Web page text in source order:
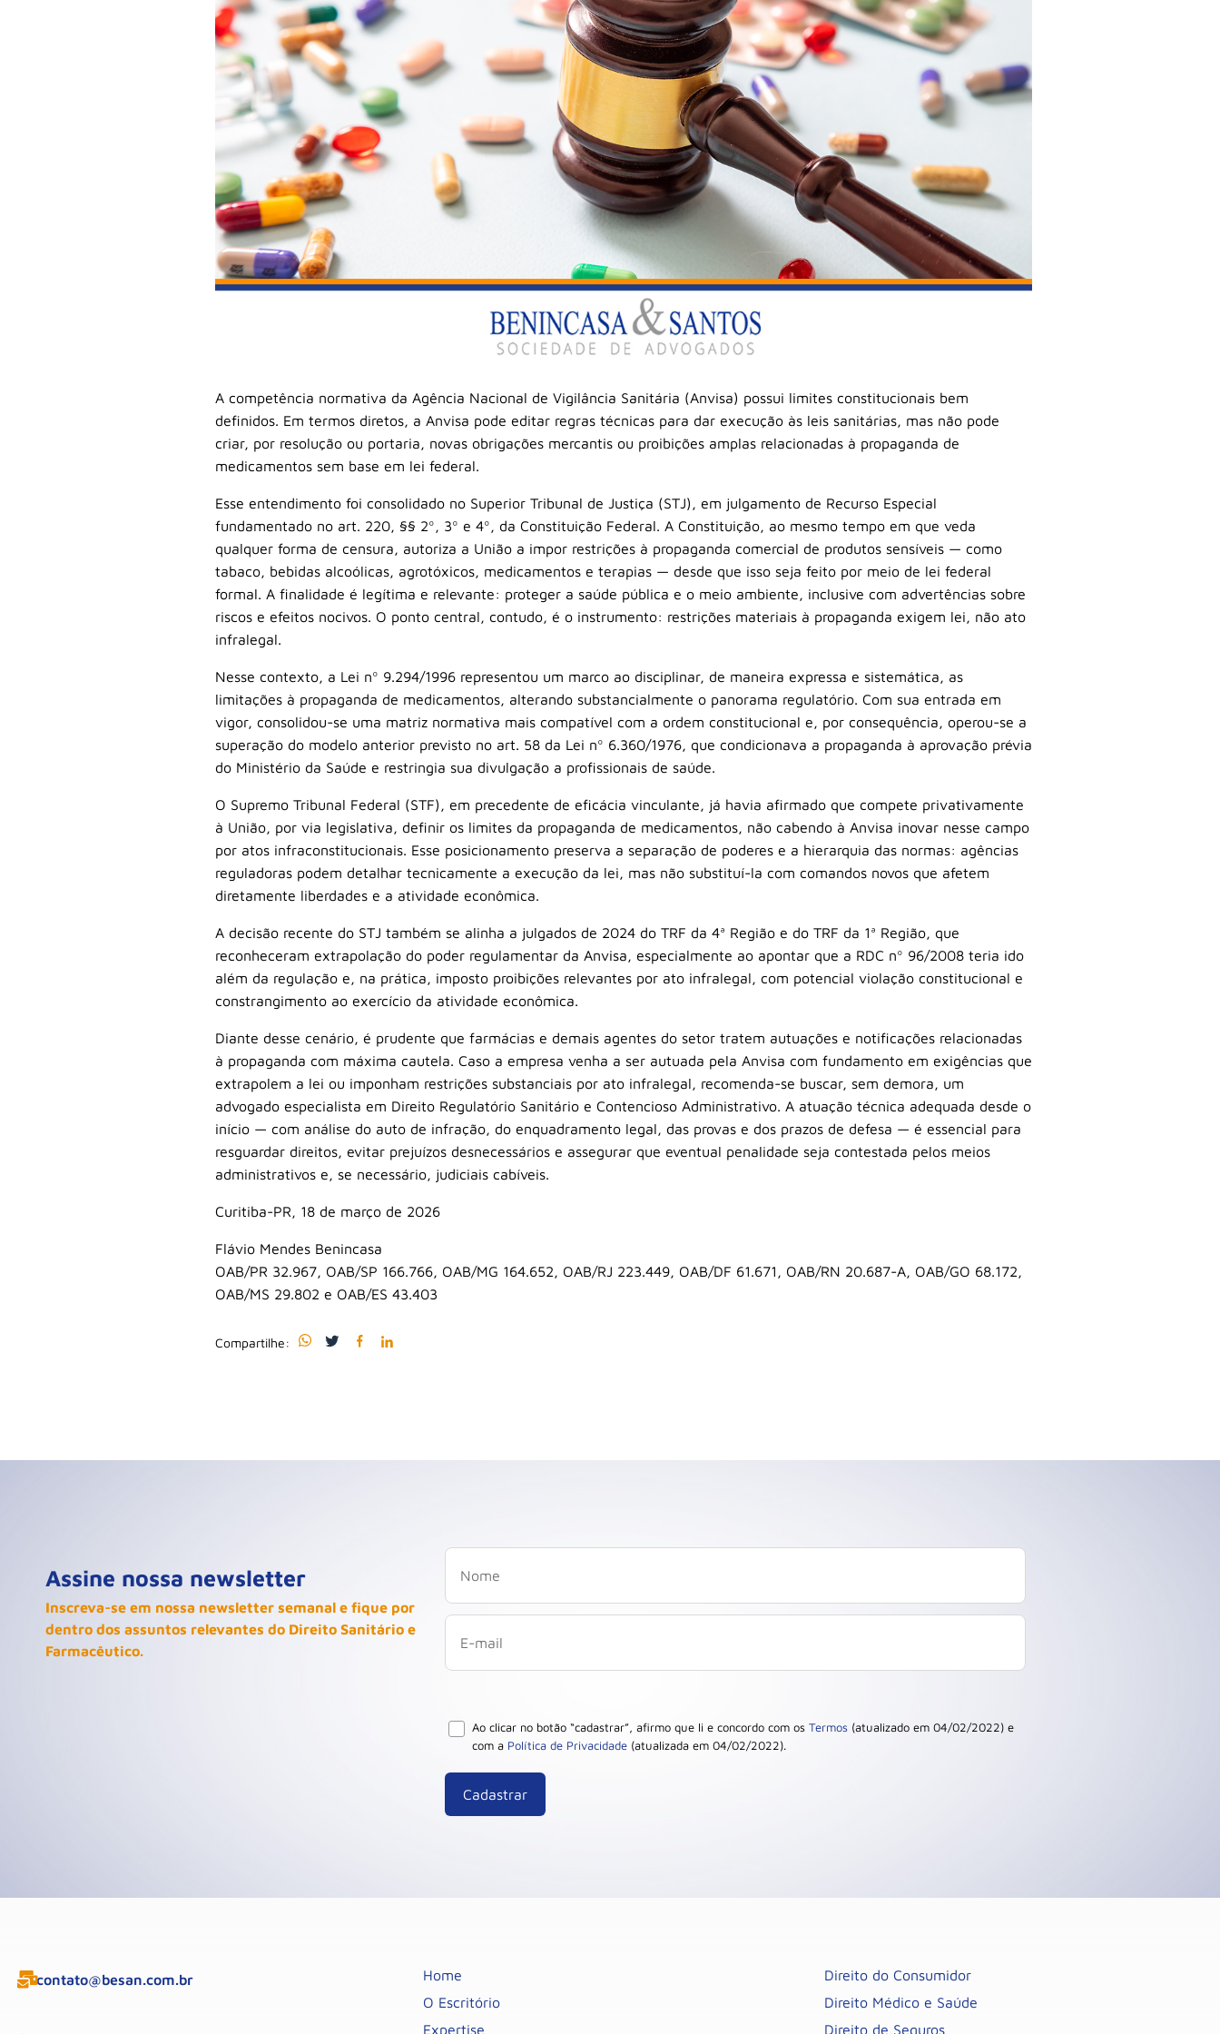
A competência normativa da Agência Nacional de Vigilância Sanitária (Anvisa) possui limites constitucionais bem
definidos. Em termos diretos, a Anvisa pode editar regras técnicas para dar execução às leis sanitárias, mas não pode
criar, por resolução ou portaria, novas obrigações mercantis ou proibições amplas relacionadas à propaganda de
medicamentos sem base em lei federal.
Esse entendimento foi consolidado no Superior Tribunal de Justiça (STJ), em julgamento de Recurso Especial
fundamentado no art. 220, §§ 2º, 3º e 4º, da Constituição Federal. A Constituição, ao mesmo tempo em que veda
qualquer forma de censura, autoriza a União a impor restrições à propaganda comercial de produtos sensíveis — como
tabaco, bebidas alcoólicas, agrotóxicos, medicamentos e terapias — desde que isso seja feito por meio de lei federal
formal. A finalidade é legítima e relevante: proteger a saúde pública e o meio ambiente, inclusive com advertências sobre
riscos e efeitos nocivos. O ponto central, contudo, é o instrumento: restrições materiais à propaganda exigem lei, não ato
infralegal.
Nesse contexto, a Lei nº 9.294/1996 representou um marco ao disciplinar, de maneira expressa e sistemática, as
limitações à propaganda de medicamentos, alterando substancialmente o panorama regulatório. Com sua entrada em
vigor, consolidou-se uma matriz normativa mais compatível com a ordem constitucional e, por consequência, operou-se a
superação do modelo anterior previsto no art. 58 da Lei nº 6.360/1976, que condicionava a propaganda à aprovação prévia
do Ministério da Saúde e restringia sua divulgação a profissionais de saúde.
O Supremo Tribunal Federal (STF), em precedente de eficácia vinculante, já havia afirmado que compete privativamente
à União, por via legislativa, definir os limites da propaganda de medicamentos, não cabendo à Anvisa inovar nesse campo
por atos infraconstitucionais. Esse posicionamento preserva a separação de poderes e a hierarquia das normas: agências
reguladoras podem detalhar tecnicamente a execução da lei, mas não substituí-la com comandos novos que afetem
diretamente liberdades e a atividade econômica.
A decisão recente do STJ também se alinha a julgados de 2024 do TRF da 4ª Região e do TRF da 1ª Região, que
reconheceram extrapolação do poder regulamentar da Anvisa, especialmente ao apontar que a RDC nº 96/2008 teria ido
além da regulação e, na prática, imposto proibições relevantes por ato infralegal, com potencial violação constitucional e
constrangimento ao exercício da atividade econômica.
Diante desse cenário, é prudente que farmácias e demais agentes do setor tratem autuações e notificações relacionadas
à propaganda com máxima cautela. Caso a empresa venha a ser autuada pela Anvisa com fundamento em exigências que
extrapolem a lei ou imponham restrições substanciais por ato infralegal, recomenda-se buscar, sem demora, um
advogado especialista em Direito Regulatório Sanitário e Contencioso Administrativo. A atuação técnica adequada desde o
início — com análise do auto de infração, do enquadramento legal, das provas e dos prazos de defesa — é essencial para
resguardar direitos, evitar prejuízos desnecessários e assegurar que eventual penalidade seja contestada pelos meios
administrativos e, se necessário, judiciais cabíveis.
Curitiba-PR, 18 de março de 2026
Flávio Mendes Benincasa
OAB/PR 32.967, OAB/SP 166.766, OAB/MG 164.652, OAB/RJ 223.449, OAB/DF 61.671, OAB/RN 20.687-A, OAB/GO 68.172,
OAB/MS 29.802 e OAB/ES 43.403
Compartilhe:
Assine nossa newsletter
Inscreva-se em nossa newsletter semanal e fique por
dentro dos assuntos relevantes do Direito Sanitário e
Farmacêutico.
Ao clicar no botão “cadastrar”, afirmo que li e concordo com os Termos (atualizado em 04/02/2022) e
com a Política de Privacidade (atualizada em 04/02/2022).
contato@besan.com.br
Home
O Escritório
Expertise
Direito do Consumidor
Direito Médico e Saúde
Direito de Seguros